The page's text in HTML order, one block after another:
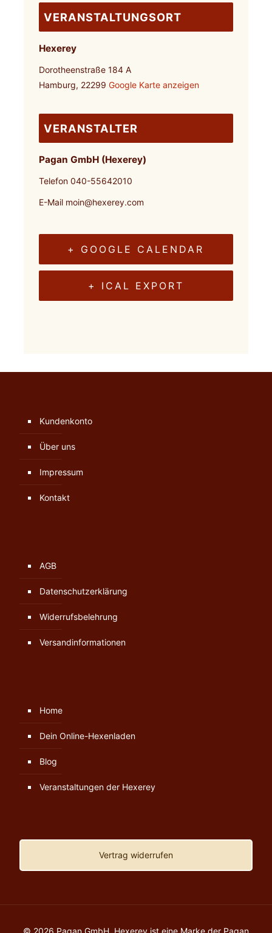
VERANSTALTUNGSORT
Hexerey
Dorotheenstraße 184 A
Hamburg, 22299 Google Karte anzeigen
VERANSTALTER
Pagan GmbH (Hexerey)
Telefon040-55642010
E-Mail moin@hexerey.com
+ GOOGLE CALENDAR
+ ICAL EXPORT
Kundenkonto
Über uns
Impressum
Kontakt
AGB
Datenschutzerklärung
Widerrufsbelehrung
Versandinformationen
Home
Dein Online-Hexenladen
Blog
Veranstaltungen der Hexerey
Vertrag widerrufen
© 2026 Pagan GmbH. Hexerey ist eine Marke der Pagan